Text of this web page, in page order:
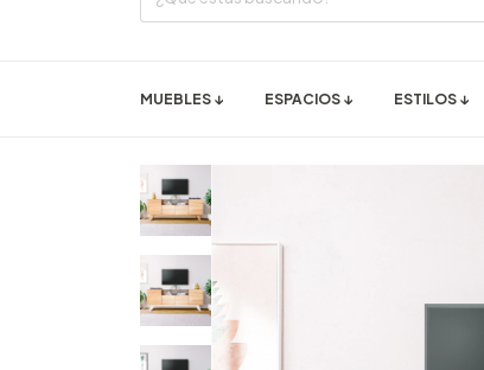
MUEBLES ↓ ESPACIOS ↓ ESTILOS ↓